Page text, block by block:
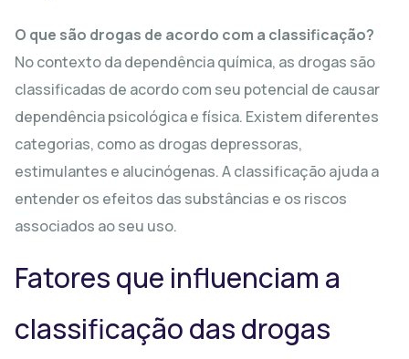
O que são drogas de acordo com a classificação?
No contexto da dependência química, as drogas são
classificadas de acordo com seu potencial de causar
dependência psicológica e física. Existem diferentes
categorias, como as drogas depressoras,
estimulantes e alucinógenas. A classificação ajuda a
entender os efeitos das substâncias e os riscos
associados ao seu uso.
Fatores que influenciam a
classificação das drogas